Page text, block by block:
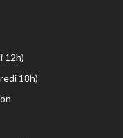
12h)
18h)